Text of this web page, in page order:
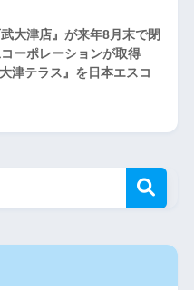
大津店』が来年8月末で閉
ーポレーションが取得
テラス』を日本エスコ